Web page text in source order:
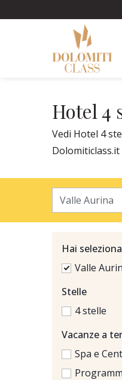
Hotel 4
Vedi Hotel 4
Dolomiticlass.it
Hai
Valle
Stelle
4 stelle
Vacanze a
Spa e